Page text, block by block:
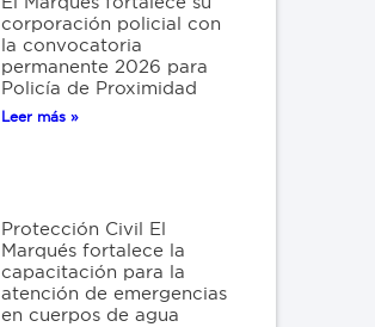
corporación policial con
la convocatoria
permanente 2026 para
Policía de Proximidad
Leer más »
Protección Civil El
Marqués fortalece la
capacitación para la
atención de emergencias
en cuerpos de agua